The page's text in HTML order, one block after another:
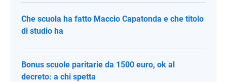
Che scuola ha fatto Maccio Capatonda e che titolo
di studio ha
Bonus scuole paritarie da 1500 euro, ok al
decreto: a chi spetta